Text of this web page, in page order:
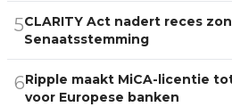
5CLARITY Act nadert reces
Senaatsstemming
6Ripple maakt MiCA-licentie
voor Europese banken